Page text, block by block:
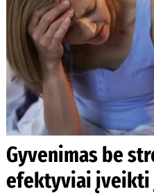
Gyvenimas be
efektyviai įveikti